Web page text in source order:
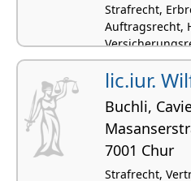
Strafrecht,
Auftragsrecht,
lic.iur.
Buchli,
7001 Chur
Strafrecht,